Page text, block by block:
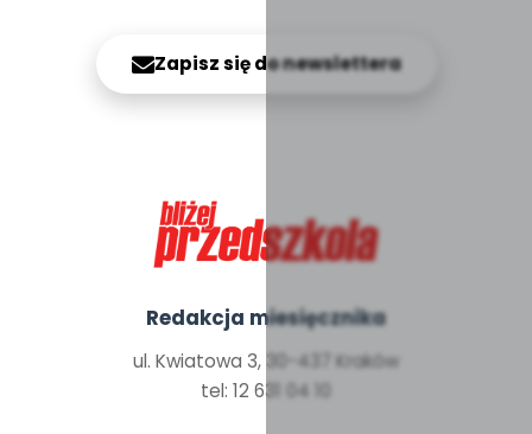
Zapisz się do newslettera
Redakcja miesięcznika
ul. Kwiatowa 3, 30-437 Kraków
tel: 12 631 04 10